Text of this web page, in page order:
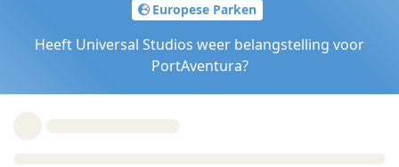
Europese Parken
Heeft Universal Studios weer belangstelling voor
PortAventura?